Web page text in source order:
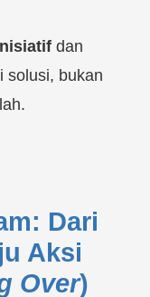
dan
solusi, bukan
Dari
Aksi
Over)